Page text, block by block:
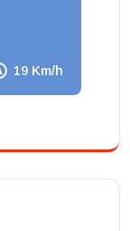
19 Km/h